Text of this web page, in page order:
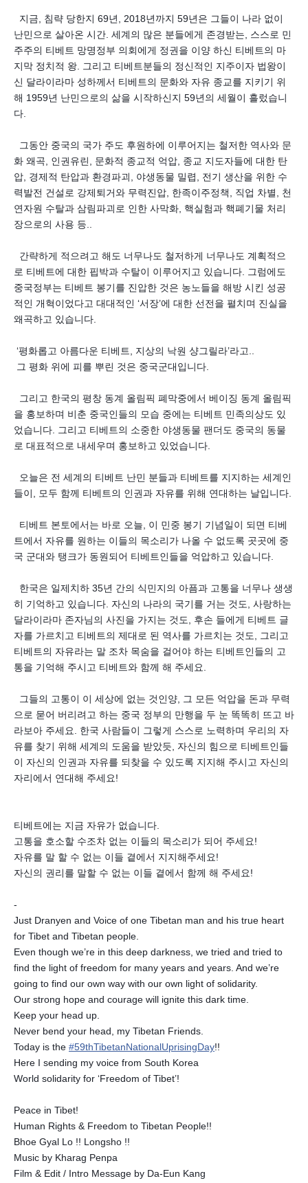
지금, 침략 당한지 69년, 2018년까지 59년은 그들이 나라 없이
난민으로 살아온 시간. 세계의 많은 분들에게 존경받는, 스스로 민
주주의 티베트 망명정부 의회에게 정권을 이양 하신 티베트의 마
지막 정치적 왕. 그리고 티베트분들의 정신적인 지주이자 법왕이
신 달라이라마 성하께서 티베트의 문화와 자유 종교를 지키기 위
해 1959년 난민으로의 삶을 시작하신지 59년의 세월이 흘렀습니
다.
그동안 중국의 국가 주도 후원하에 이루어지는 철저한 역사와 문
화 왜곡, 인권유린, 문화적 종교적 억압, 종교 지도자들에 대한 탄
압, 경제적 탄압과 환경파괴, 야생동물 밀렵, 전기 생산을 위한 수
력발전 건설로 강제퇴거와 무력진압, 한족이주정책, 직업 차별, 천
연자원 수탈과 삼림파괴로 인한 사막화, 핵실험과 핵폐기물 처리
장으로의 사용 등..
간략하게 적으려고 해도 너무나도 철저하게 너무나도 계획적으
로 티베트에 대한 핍박과 수탈이 이루어지고 있습니다. 그럼에도
중국정부는 티베트 봉기를 진압한 것은 농노들을 해방 시킨 성공
적인 개혁이었다고 대대적인 ‘서장’에 대한 선전을 펼치며 진실을
왜곡하고 있습니다.
‘평화롭고 아름다운 티베트, 지상의 낙원 샹그릴라’라고..
그 평화 위에 피를 뿌린 것은 중국군대입니다.
그리고 한국의 평창 동계 올림픽 폐막중에서 베이징 동계 올림픽
을 홍보하며 비춘 중국인들의 모습 중에는 티베트 민족의상도 있
었습니다. 그리고 티베트의 소중한 야생동물 팬더도 중국의 동물
로 대표적으로 내세우며 홍보하고 있었습니다.
오늘은 전 세계의 티베트 난민 분들과 티베트를 지지하는 세계인
들이, 모두 함께 티베트의 인권과 자유를 위해 연대하는 날입니다.
티베트 본토에서는 바로 오늘, 이 민중 봉기 기념일이 되면 티베
트에서 자유를 원하는 이들의 목소리가 나올 수 없도록 곳곳에 중
국 군대와 탱크가 동원되어 티베트인들을 억압하고 있습니다.
한국은 일제치하 35년 간의 식민지의 아픔과 고통을 너무나 생생
히 기억하고 있습니다. 자신의 나라의 국기를 거는 것도, 사랑하는
달라이라마 존자님의 사진을 가지는 것도, 후손 들에게 티베트 글
자를 가르치고 티베트의 제대로 된 역사를 가르치는 것도, 그리고
티베트의 자유라는 말 조차 목숨을 걸어야 하는 티베트인들의 고
통을 기억해 주시고 티베트와 함께 해 주세요.
그들의 고통이 이 세상에 없는 것인양, 그 모든 억압을 돈과 무력
으로 묻어 버리려고 하는 중국 정부의 만행을 두 눈 똑똑히 뜨고 바
라보아 주세요. 한국 사람들이 그렇게 스스로 노력하며 우리의 자
유를 찾기 위해 세계의 도움을 받았듯, 자신의 힘으로 티베트인들
이 자신의 인권과 자유를 되찾을 수 있도록 지지해 주시고 자신의
자리에서 연대해 주세요!
티베트에는 지금 자유가 없습니다.
고통을 호소할 수조차 없는 이들의 목소리가 되어 주세요!
자유를 말 할 수 없는 이들 곁에서 지지해주세요!
자신의 권리를 말할 수 없는 이들 곁에서 함께 해 주세요!
-
Just Dranyen and Voice of one Tibetan man and his true heart
for Tibet and Tibetan people.
Even though we’re in this deep darkness, we tried and tried to
find the light of freedom for many years and years. And we’re
going to find our own way with our own light of solidarity.
Our strong hope and courage will ignite this dark time.
Keep your head up.
Never bend your head, my Tibetan Friends.
Today is the #59thTibetanNationalUprisingDay!!
Here I sending my voice from South Korea
World solidarity for ‘Freedom of Tibet’!
Peace in Tibet!
Human Rights & Freedom to Tibetan People!!
Bhoe Gyal Lo !! Longsho !!
Music by Kharag Penpa
Film & Edit / Intro Message by Da-Eun Kang